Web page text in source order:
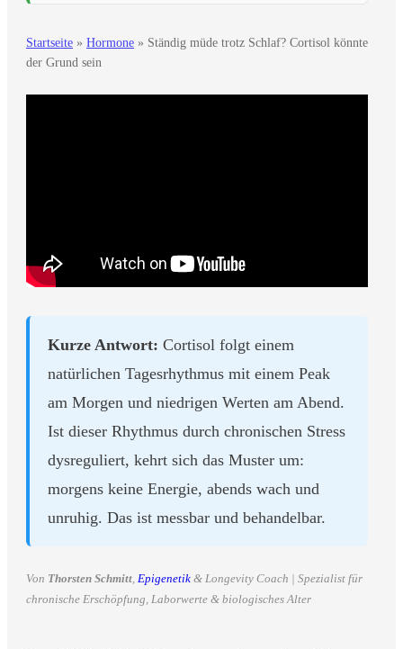
Startseite » Hormone » Ständig müde trotz Schlaf? Cortisol könnte
der Grund sein
Kurze Antwort: Cortisol folgt einem
natürlichen Tagesrhythmus mit einem Peak
am Morgen und niedrigen Werten am Abend.
Ist dieser Rhythmus durch chronischen Stress
dysreguliert, kehrt sich das Muster um:
morgens keine Energie, abends wach und
unruhig. Das ist messbar und behandelbar.
Von Thorsten Schmitt Epigenetik & Longevity Coach | Spezialist für
chronische Erschöpfung, Laborwerte & biologisches Alter